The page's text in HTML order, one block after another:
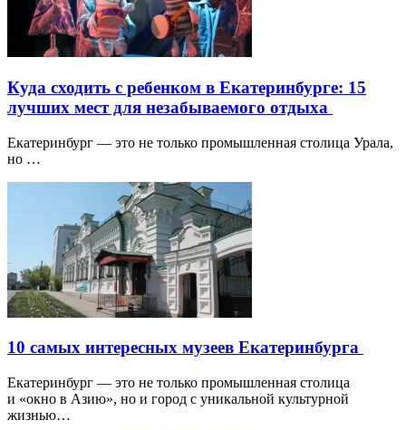
Куда сходить с ребенком в Екатеринбурге: 15
лучших мест для незабываемого отдыха
Екатеринбург — это не только промышленная столица Урала,
но …
10 самых интересных музеев Екатеринбурга
Екатеринбург — это не только промышленная столица
и «окно в Азию», но и город с уникальной культурной
жизнью…